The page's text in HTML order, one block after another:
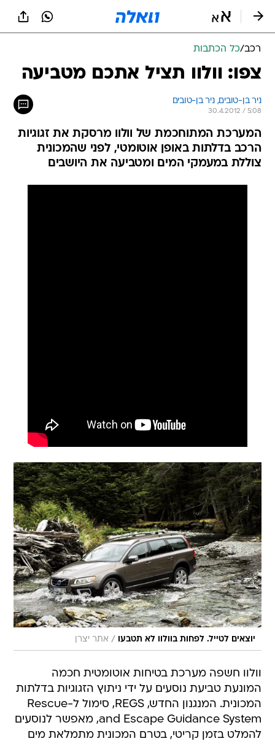
רכב/כל הכתבות
צפו: וולוו תציל אתכם מטביעה
ניר בן-טובים, ניר בן-טובים
30.4.2012 / 5:08
המערכת המתוחכמת של וולוו מרסקת את זגוגיות
הרכב בדלתות באופן אוטומטי, לפני שהמכונית
צוללת במעמקי המים ומטביעה את היושבים
יוצאים לטייל. לפחות בוולוו לא תטבעו / אתר יצרן
וולוו חשפה מערכת בטיחות אוטומטית חכמה
המונעת טביעת נוסעים על ידי ניתוץ הזגוגיות בדלתות
המכונית. המנגנון החדש, REGS, סימול ל-Rescue
and Escape Guidance System, מאפשר לנוסעים
להמלט בזמן קריטי, בטרם המכונית מתמלאת מים